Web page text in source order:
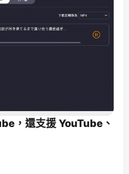
，還支援 YouTube、